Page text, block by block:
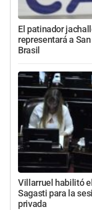
El patinador
representará a
Brasil
Villarruel habilitó
Sagasti para la
privada